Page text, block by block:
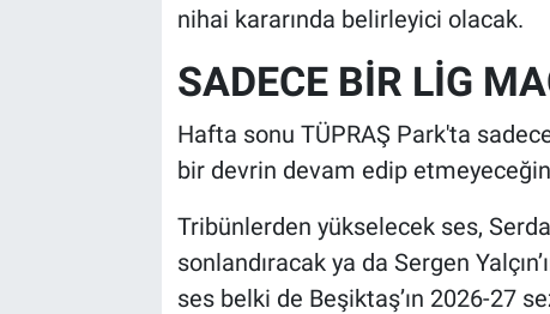
nihai kararında belirleyici olacak.
SADECE BİR LİG
Hafta sonu TÜPRAŞ Park'ta
bir devrin devam edip
Tribünlerden yükselecek ses,
sonlandıracak ya da Sergen
ses belki de Beşiktaş’ın 2026-27